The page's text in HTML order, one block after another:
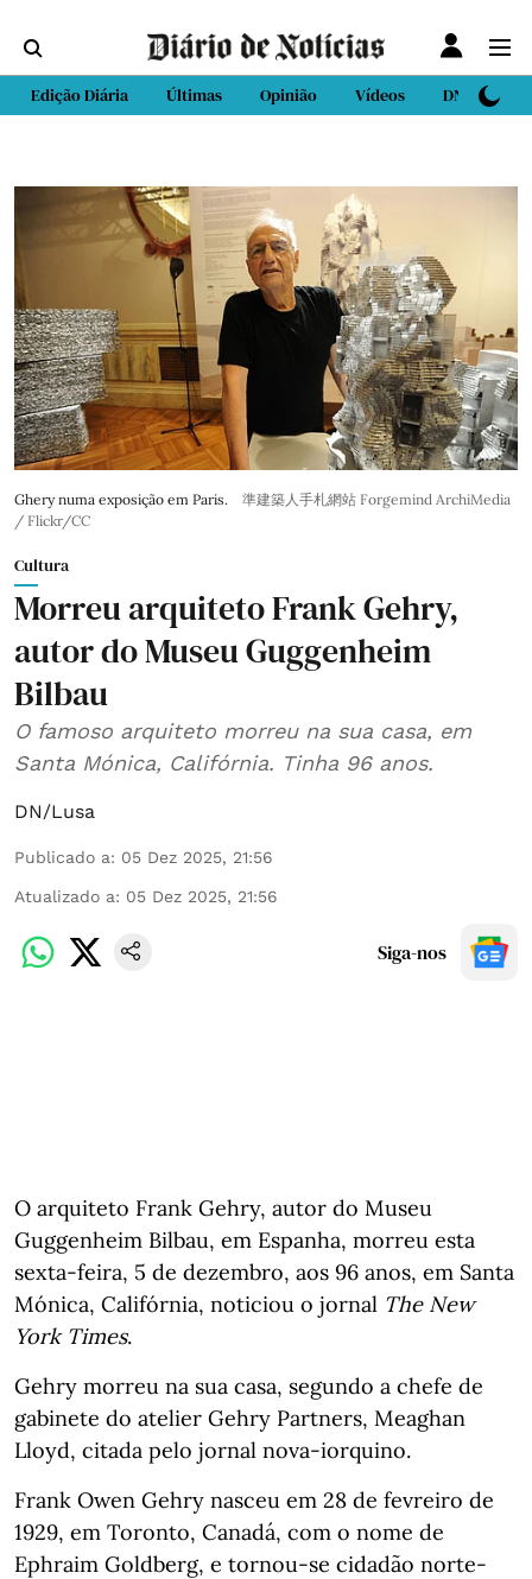
Edição Diária Últimas Opinião Vídeos DN Sport
Ghery numa exposição em Paris.
準建築人手札網站 Forgemind ArchiMedia
/ Flickr/CC
Cultura
Morreu arquiteto Frank Gehry,
autor do Museu Guggenheim
Bilbau
O famoso arquiteto morreu na sua casa, em
Santa Mónica, Califórnia. Tinha 96 anos.
DN/Lusa
Publicado a: 05 Dez 2025, 21:56
Atualizado a: 05 Dez 2025, 21:56
Siga-nos
O arquiteto Frank Gehry, autor do Museu
Guggenheim Bilbau, em Espanha, morreu esta
sexta-feira, 5 de dezembro, aos 96 anos, em Santa
Mónica, Califórnia, noticiou o jornal The New
York Times.
Gehry morreu na sua casa, segundo a chefe de
gabinete do atelier Gehry Partners, Meaghan
Lloyd, citada pelo jornal nova-iorquino.
Frank Owen Gehry nasceu em 28 de fevreiro de
1929, em Toronto, Canadá, com o nome de
Ephraim Goldberg, e tornou-se cidadão norte-